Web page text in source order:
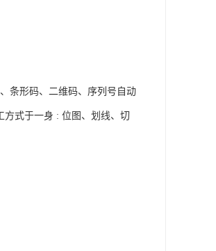
条形码、二维码、序列号自动
方式于一身 : 位图、划线、切